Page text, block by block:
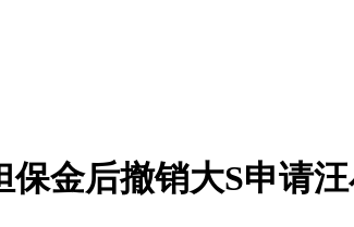
金后撤销大S申请